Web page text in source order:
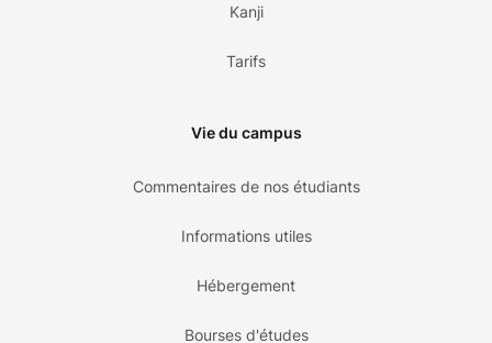
Kanji
Tarifs
Vie du campus
Commentaires de nos étudiants
Informations utiles
Hébergement
Bourses d'études